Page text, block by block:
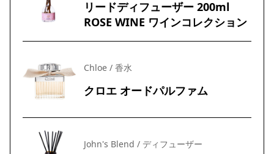
リードディフューザー 200ml
ROSE WINE ワインコレクション
Chloe / 香水
クロエ オードパルファム
John's Blend / ディフューザー